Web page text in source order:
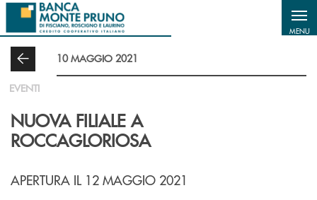
Salta al contenuto principale
MENU
10 MAGGIO 2021
EVENTI
NUOVA FILIALE A
ROCCAGLORIOSA
APERTURA IL 12 MAGGIO 2021